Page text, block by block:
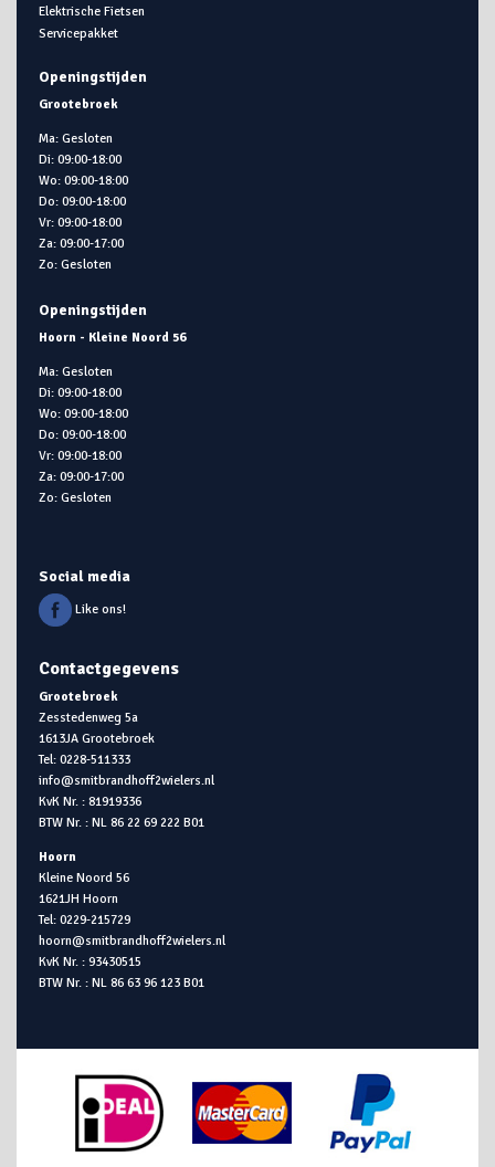
Elektrische Fietsen
Servicepakket
Openingstijden
Grootebroek
Ma: Gesloten
Di: 09:00-18:00
Wo: 09:00-18:00
Do: 09:00-18:00
Vr: 09:00-18:00
Za: 09:00-17:00
Zo: Gesloten
Openingstijden
Hoorn - Kleine Noord 56
Ma: Gesloten
Di: 09:00-18:00
Wo: 09:00-18:00
Do: 09:00-18:00
Vr: 09:00-18:00
Za: 09:00-17:00
Zo: Gesloten
Social media
Like ons!
Contactgegevens
Grootebroek
Zesstedenweg 5a
1613JA Grootebroek
Tel: 0228-511333
info@smitbrandhoff2wielers.nl
KvK Nr. : 81919336
BTW Nr. : NL 86 22 69 222 B01
Hoorn
Kleine Noord 56
1621JH Hoorn
Tel: 0229-215729
hoorn@smitbrandhoff2wielers.nl
KvK Nr. : 93430515
BTW Nr. : NL 86 63 96 123 B01